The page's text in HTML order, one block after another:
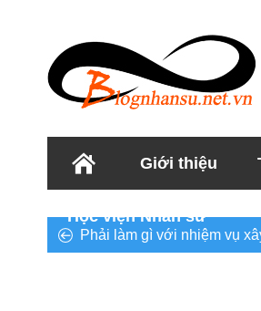
Giới thiệu
Học viện Nhân sư
Phải làm gì với nhiệm vụ